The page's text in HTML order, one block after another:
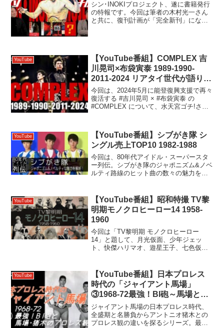
シン･INOKIプロジェクト、遂に書籍発行
の特報です。今回は筆者の木村光一さん
と共に、復刊計画が「完全新刊」になっ
ます。【チャプタ...
YouTube
【YouTube番組】COMPLEX 吉
川晃司×布袋寅泰 1989-1990-
2011-2024 リアタイ世代が語り尽
くす2時間
今回は、2024年5月に能登復興支援で再々
復活する #吉川晃司 × #布袋寅泰 の
#COMPLEX について、水天宮ゴチ!さん
での歩みをリアタイ世代視点で語り尽...
YouTube
【YouTube番組】シブがき隊 シ
ングル売上TOP10 1982-1988
今回は、80年代アイドル・スーパースタ
ー列伝。シブがき隊のジャポニズム&ノベ
ルティ路線のヒット曲の数々の魅力を、
グ シブがき隊とは 00:00:54 ｢花の...
YouTube
【YouTube番組】昭和特撮 TV黎
明期モノクロヒーロー14 1958-
1960
今回は「TV黎明期 モノクロヒーロー
14」と題して、月光仮面、少年ジェッ
ト、快傑ハリマオ、遊星王子、七色仮面
解析します！【チャプター】 00:00:00 オ
ープニン...
YouTube
【YouTube番組】日本プロレス
時代の「ジャイアント馬場」
③1968-72最強！BI砲～馬場と猪
木の“プロレス観”
ジャイアント馬場の日本プロレス時代、
全盛期と名勝負からアントニオ猪木との
プロレス観の違いを探るシリーズ。最終